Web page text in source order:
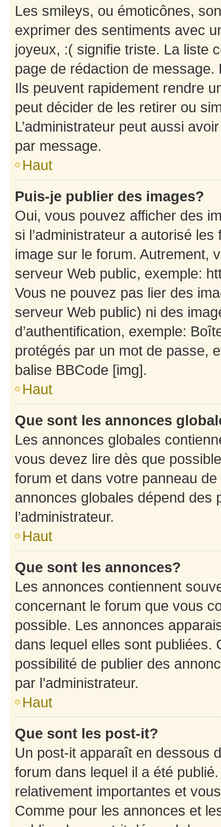
Les smileys, ou émoticônes,
exprimer des sentiments avec
joyeux, :( signifie triste. La liste
page de rédaction de
Ils peuvent rapidement rendre
peut décider de les retirer ou
L’administrateur peut aussi
par message.
Haut
Puis-je publier des images?
Oui, vous pouvez afficher des
si l’administrateur a autorisé
image sur le forum. Autrement,
serveur Web public, exemple:
Vous ne pouvez pas lier des
serveur Web public) ni des
d’authentification, exemple:
protégés par un mot de passe,
balise BBCode [img].
Haut
Que sont les annonces
Les annonces globales
vous devez lire dès que
forum et dans votre panneau
annonces globales dépend des
l’administrateur.
Haut
Que sont les annonces?
Les annonces contiennent
concernant le forum que vous
possible. Les annonces
dans lequel elles sont publiées.
possibilité de publier des
par l’administrateur.
Haut
Que sont les post-it?
Un post-it apparaît en dessous
forum dans lequel il a été
relativement importantes et
Comme pour les annonces et